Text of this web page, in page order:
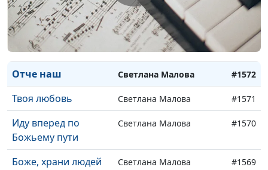
Не прощайся Виктория Ахундова #1574
Сколько раз от
обиды
Виктория Ахундова #1573
Отче наш Светлана Малова #1572
Твоя любовь Светлана Малова #1571
Иду вперед по
Божьему пути
Светлана Малова #1570
Боже, храни людей Светлана Малова #1569